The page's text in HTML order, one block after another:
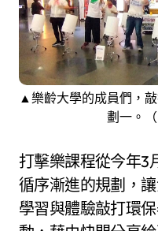
▲樂齡大學的成員們，
劃一。（
打擊樂課程從今年3
循序漸進的規劃，
學習與體驗敲打環